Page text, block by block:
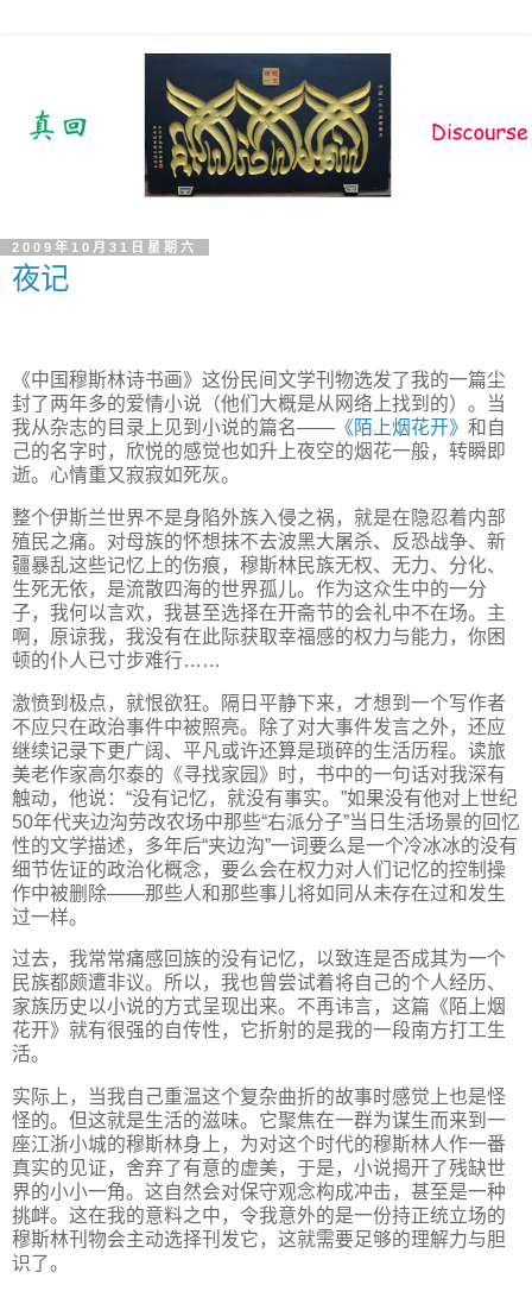
2009年10月31日星期六
夜记
《中国穆斯林诗书画》这份民间文学刊物选发了我的一篇尘
封了两年多的爱情小说（他们大概是从网络上找到的）。当
我从杂志的目录上见到小说的篇名—— 《陌上烟花开》 和自
己的名字时，欣悦的感觉也如升上夜空的烟花一般，转瞬即
逝。心情重又寂寂如死灰。
整个伊斯兰世界不是身陷外族入侵之祸，就是在隐忍着内部
殖民之痛。对母族的怀想抹不去波黑大屠杀、反恐战争、新
疆暴乱这些记忆上的伤痕，穆斯林民族无权、无力、分化、
生死无依，是流散四海的世界孤儿。作为这众生中的一分
子，我何以言欢，我甚至选择在开斋节的会礼中不在场。主
啊，原谅我，我没有在此际获取幸福感的权力与能力，你困
顿的仆人已寸步难行……
激愤到极点，就恨欲狂。隔日平静下来，才想到一个写作者
不应只在政治事件中被照亮。除了对大事件发言之外，还应
继续记录下更广阔、平凡或许还算是琐碎的生活历程。读旅
美老作家高尔泰的《寻找家园》时，书中的一句话对我深有
触动，他说：“没有记忆，就没有事实。”如果没有他对上世纪
50年代夹边沟劳改农场中那些“右派分子”当日生活场景的回忆
性的文学描述，多年后“夹边沟”一词要么是一个冷冰冰的没有
细节佐证的政治化概念，要么会在权力对人们记忆的控制操
作中被删除——那些人和那些事儿将如同从未存在过和发生
过一样。
过去，我常常痛感回族的没有记忆，以致连是否成其为一个
民族都颇遭非议。所以，我也曾尝试着将自己的个人经历、
家族历史以小说的方式呈现出来。不再讳言，这篇《陌上烟
花开》就有很强的自传性，它折射的是我的一段南方打工生
活。
实际上，当我自己重温这个复杂曲折的故事时感觉上也是怪
怪的。但这就是生活的滋味。它聚焦在一群为谋生而来到一
座江浙小城的穆斯林身上，为对这个时代的穆斯林人作一番
真实的见证，舍弃了有意的虚美，于是，小说揭开了残缺世
界的小小一角。这自然会对保守观念构成冲击，甚至是一种
挑衅。这在我的意料之中，令我意外的是一份持正统立场的
穆斯林刊物会主动选择刊发它，这就需要足够的理解力与胆
识了。